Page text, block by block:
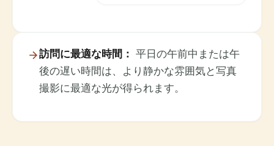
訪問に最適な時間： 平日の午前中または午
後の遅い時間は、より静かな雰囲気と写真
撮影に最適な光が得られます。